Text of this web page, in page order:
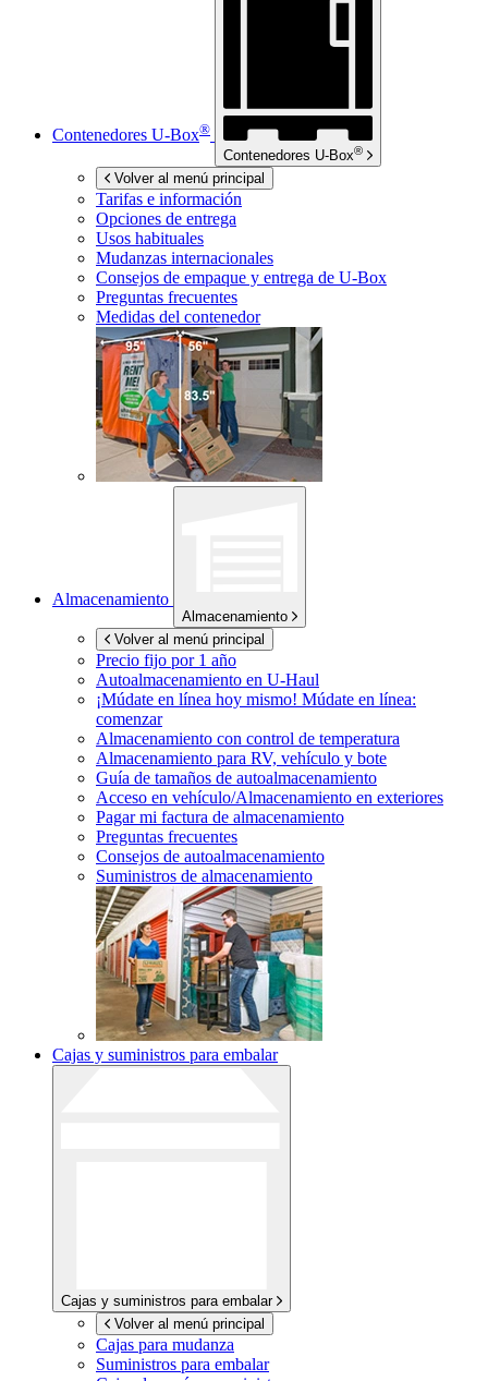
Contenedores U-Box®
Contenedores U-Box®
Volver al menú principal
Tarifas e información
Opciones de entrega
Usos habituales
Mudanzas internacionales
Consejos de empaque y entrega de U-Box
Preguntas frecuentes
Medidas del contenedor
Almacenamiento
Almacenamiento
Volver al menú principal
Precio fijo por 1 año
Autoalmacenamiento en U-Haul
¡Múdate en línea hoy mismo! Múdate en línea:
comenzar
Almacenamiento con control de temperatura
Almacenamiento para RV, vehículo y bote
Guía de tamaños de autoalmacenamiento
Acceso en vehículo/Almacenamiento en exteriores
Pagar mi factura de almacenamiento
Preguntas frecuentes
Consejos de autoalmacenamiento
Suministros de almacenamiento
Cajas y suministros para embalar
Cajas y suministros para embalar
Volver al menú principal
Cajas para mudanza
Suministros para embalar